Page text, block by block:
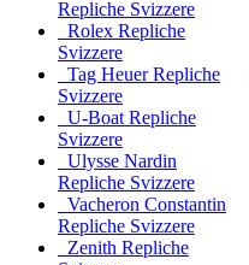
Repliche Svizzere
Rolex Repliche
Svizzere
Tag Heuer Repliche
Svizzere
U-Boat Repliche
Svizzere
Ulysse Nardin
Repliche Svizzere
Vacheron Constantin
Repliche Svizzere
Zenith Repliche